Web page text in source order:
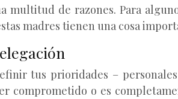
multitud de razones. Para
madres tienen una cosa
tus prioridades –
comprometido o es